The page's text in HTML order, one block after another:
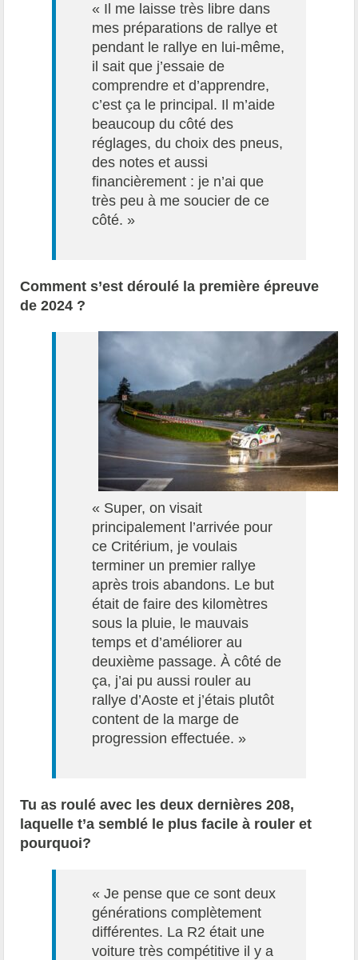
« Il me laisse très libre dans
mes préparations de rallye et
pendant le rallye en lui-même,
il sait que j’essaie de
comprendre et d’apprendre,
c’est ça le principal. Il m’aide
beaucoup du côté des
réglages, du choix des pneus,
des notes et aussi
financièrement : je n’ai que
très peu à me soucier de ce
côté. »
Comment s’est déroulé la première épreuve
de 2024 ?
« Super, on visait
principalement l’arrivée pour
ce Critérium, je voulais
terminer un premier rallye
après trois abandons. Le but
était de faire des kilomètres
sous la pluie, le mauvais
temps et d’améliorer au
deuxième passage. À côté de
ça, j’ai pu aussi rouler au
rallye d’Aoste et j’étais plutôt
content de la marge de
progression effectuée. »
Tu as roulé avec les deux dernières 208,
laquelle t’a semblé le plus facile à rouler et
pourquoi?
« Je pense que ce sont deux
générations complètement
différentes. La R2 était une
voiture très compétitive il y a